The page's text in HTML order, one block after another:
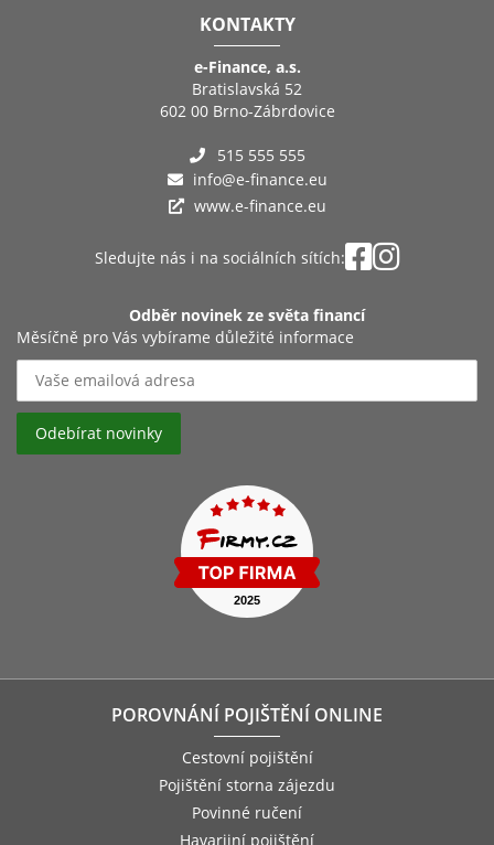
KONTAKTY
e-Finance, a.s.
Bratislavská 52
602 00 Brno-Zábrdovice
515 555 555
info@e-finance.eu
www.e-finance.eu
Sledujte nás i na sociálních sítích:
Odběr novinek ze světa financí
Měsíčně pro Vás vybírame důležité informace
POROVNÁNÍ POJIŠTĚNÍ ONLINE
Cestovní pojištění
Pojištění storna zájezdu
Povinné ručení
Havarijní pojištění